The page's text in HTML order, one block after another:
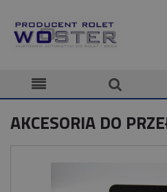
AKCESORIA DO